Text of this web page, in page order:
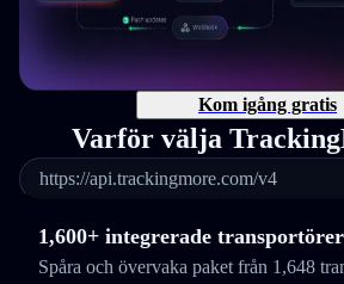
Kom igång gratis
Varför välja
https://api.trackingmore.com/v4
1,600+ integrerade transportörer
Spåra och övervaka paket från 1,648